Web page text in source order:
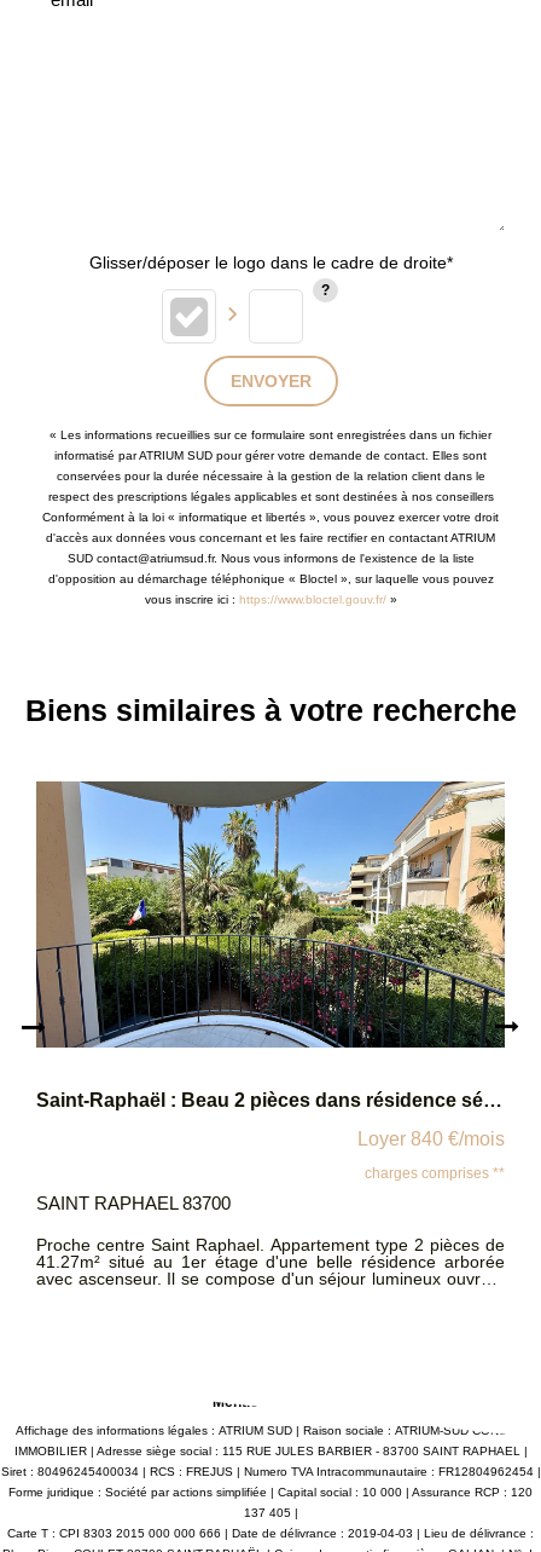
Glisser/déposer le logo dans le cadre de droite*
ENVOYER
« Les informations recueillies sur ce formulaire sont enregistrées dans un fichier
informatisé par ATRIUM SUD pour gérer votre demande de contact. Elles sont
conservées pour la durée nécessaire à la gestion de la relation client dans le
respect des prescriptions légales applicables et sont destinées à nos conseillers
Conformément à la loi « informatique et libertés », vous pouvez exercer votre droit
d'accès aux données vous concernant et les faire rectifier en contactant ATRIUM
SUD contact@atriumsud.fr. Nous vous informons de l'existence de la liste
d'opposition au démarchage téléphonique « Bloctel », sur laquelle vous pouvez
vous inscrire ici : https://www.bloctel.gouv.fr/»
Biens similaires à votre recherche
Saint-Raphaël : Beau 2 pièces dans résidence sécurisée
de
FREJUS - Studio proche des commodités
Loyer 595 €/
charges
FREJUS 83600
Au calme dans une résidence avec piscine, studio de
parfaitement meublé avec sa cuisine équipée ouverte
séjour, un placard à l'entrée, une salle de bains et un
Mentions légales
Affichage des informations légales : ATRIUM SUD | Raison sociale : ATRIUM-SUD CONSEIL
IMMOBILIER | Adresse siège social : 115 RUE JULES BARBIER - 83700 SAINT RAPHAEL |
Siret : 80496245400034 | RCS : FREJUS | Numero TVA Intracommunautaire : FR12804962454 |
Forme juridique : Société par actions simplifiée | Capital social : 10 000 | Assurance RCP : 120
137 405 |
Carte T : CPI 8303 2015 000 000 666 | Date de délivrance : 2019-04-03 | Lieu de délivrance :